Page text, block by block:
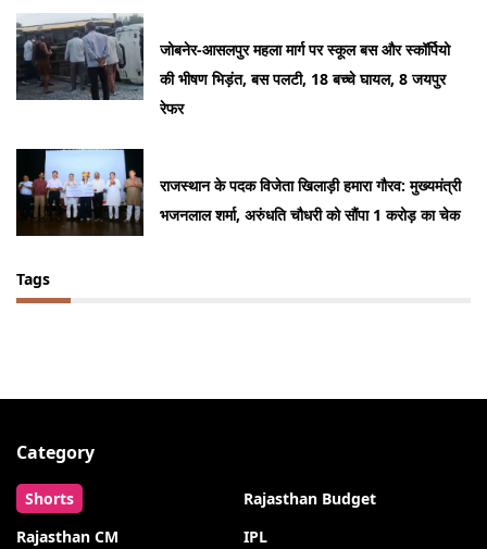
जोबनेर-आसलपुर महला मार्ग पर स्कूल बस और स्कॉर्पियो
की भीषण भिड़ंत, बस पलटी, 18 बच्चे घायल, 8 जयपुर
रेफर
राजस्थान के पदक विजेता खिलाड़ी हमारा गौरव: मुख्यमंत्री
भजनलाल शर्मा, अरुंधति चौधरी को सौंपा 1 करोड़ का चेक
Tags
Category
Shorts
Rajasthan Budget
Rajasthan CM
IPL